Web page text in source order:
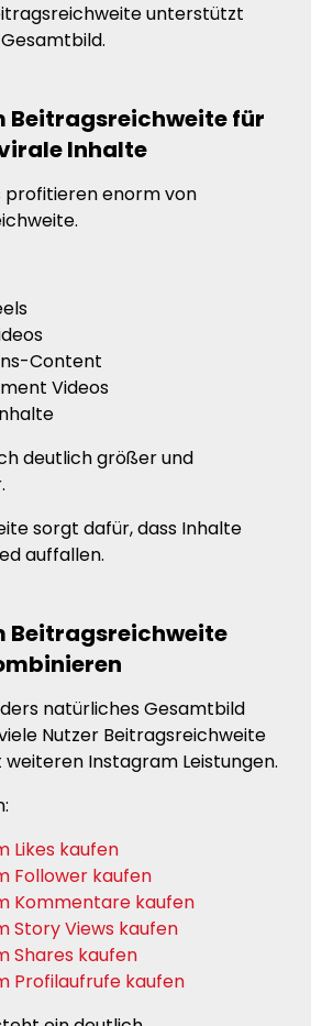
unterstützt
Beitragsreichweite für
Inhalte
profitieren enorm von
Content
Videos
deutlich größer und
sorgt dafür, dass Inhalte
auffallen.
Beitragsreichweite
natürliches Gesamtbild
Nutzer Beitragsreichweite
weiteren Instagram Leistungen.
Likes kaufen
Follower kaufen
Kommentare kaufen
Story Views kaufen
Shares kaufen
Profilaufrufe kaufen